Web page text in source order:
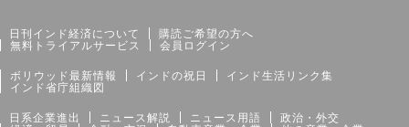
日刊インド経済について
購読ご希望の方へ
無料トライアルサービス
会員ログイン
ボリウッド最新情報 インドの祝日
インド生活リンク集
インド省庁組織図
日系企業進出 ニュース解説 ニュース用語
政治・外交